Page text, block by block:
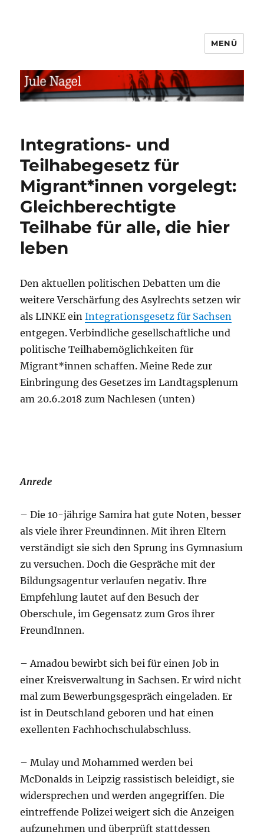
MENÜ
Integrations- und
Teilhabegesetz für
Migrant*innen vorgelegt:
Gleichberechtigte
Teilhabe für alle, die hier
leben
Den aktuellen politischen Debatten um die
weitere Verschärfung des Asylrechts setzen wir
als LINKE einIntegrationsgesetz für Sachsen
entgegen. Verbindliche gesellschaftliche und
politische Teilhabemöglichkeiten für
Migrant*innen schaffen. Meine Rede zur
Einbringung des Gesetzes im Landtagsplenum
am 20.6.2018 zum Nachlesen (unten)
Anrede
– Die 10-jährige Samira hat gute Noten, besser
als viele ihrer Freundinnen. Mit ihren Eltern
verständigt sie sich den Sprung ins Gymnasium
zu versuchen. Doch die Gespräche mit der
Bildungsagentur verlaufen negativ. Ihre
Empfehlung lautet auf den Besuch der
Oberschule, im Gegensatz zum Gros ihrer
FreundInnen.
– Amadou bewirbt sich bei für einen Job in
einer Kreisverwaltung in Sachsen. Er wird nicht
mal zum Bewerbungsgespräch eingeladen. Er
ist in Deutschland geboren und hat einen
exellenten Fachhochschulabschluss.
– Mulay und Mohammed werden bei
McDonalds in Leipzig rassistisch beleidigt, sie
widersprechen und werden angegriffen. Die
eintreffende Polizei weigert sich die Anzeigen
aufzunehmen und überprüft stattdessen